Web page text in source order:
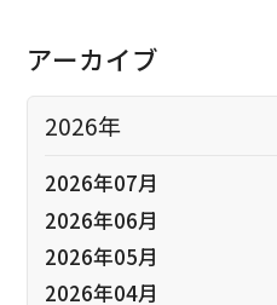
アーカイブ
2026年
2026年07月
2026年06月
2026年05月
2026年04月